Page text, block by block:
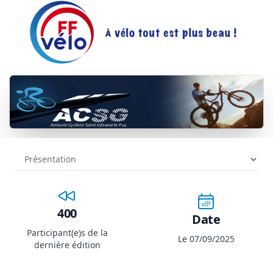
400
Participant(e)s de la
dernière édition
Date
Le 07/09/2025